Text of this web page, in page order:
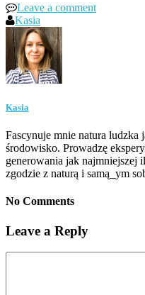
Leave a comment
Kasia
Kasia
Fascynuje mnie natura ludzka
środowisko. Prowadzę
generowania jak najmniejszej
zgodzie z naturą i samą_ym
No Comments
Leave a Reply